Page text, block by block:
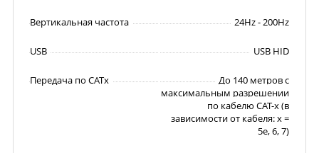
Вертикальная частота 24Hz - 200Hz
USB USB HID
Передача по CATx
До 140 метров с
максимальным разрешении
по кабелю CAT-x (в
зависимости от кабеля: x =
5e, 6, 7)